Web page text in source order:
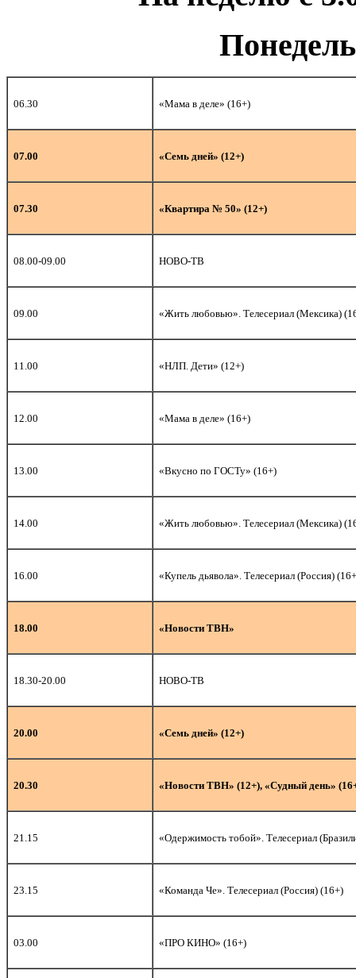
06.30 «Мама в деле» (16+)
07.00 «Семь дней» (12+)
07.30 «Квартира № 50» (12+)
08.00-09.00 НОВО-ТВ
09.00 «Жить любовью». Телесериал (Мексика)
11.00 «НЛП. Дети» (12+)
12.00 «Мама в деле» (16+)
13.00 «Вкусно по ГОСТу» (16+)
14.00 «Жить любовью». Телесериал (Мексика)
16.00 «Купель дьявола». Телесериал (Россия)
18.00 «Новости ТВН»
18.30-20.00 НОВО-ТВ
20.00 «Семь дней» (12+)
20.30 «Новости ТВН» (12+), «Судный день»
21.15 «Одержимость тобой». Телесериал
23.15 «Команда Че». Телесериал (Россия) (16+)
03.00 «ПРО КИНО» (16+)